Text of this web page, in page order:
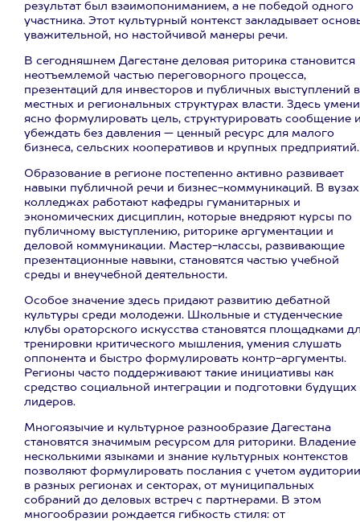
результат был взаимопониманием, а не победой одного
участника. Этот культурный контекст закладывает
уважительной, но настойчивой манеры речи.
В сегодняшнем Дагестане деловая риторика становится
неотъемлемой частью переговорного процесса,
презентаций для инвесторов и публичных выступлений в
местных и региональных структурах власти. Здесь
ясно формулировать цель, структурировать сообщение
убеждать без давления — ценный ресурс для малого
бизнеса, сельских кооперативов и крупных предприятий.
Образование в регионе постепенно активно развивает
навыки публичной речи и бизнес-коммуникаций. В
колледжах работают кафедры гуманитарных и
экономических дисциплин, которые внедряют курсы по
публичному выступлению, риторике аргументации и
деловой коммуникации. Мастер-классы, развивающие
презентационные навыки, становятся частью учебной
среды и внеучебной деятельности.
Особое значение здесь придают развитию дебатной
культуры среди молодежи. Школьные и студенческие
клубы ораторского искусства становятся площадками
тренировки критического мышления, умения слушать
оппонента и быстро формулировать контр-аргументы.
Регионы часто поддерживают такие инициативы как
средство социальной интеграции и подготовки будущих
лидеров.
Многоязычие и культурное разнообразие Дагестана
становятся значимым ресурсом для риторики. Владение
несколькими языками и знание культурных контекстов
позволяют формулировать послания с учетом аудитории
в разных регионах и секторах, от муниципальных
собраний до деловых встреч с партнерами. В этом
многообразии рождается гибкость стиля: от